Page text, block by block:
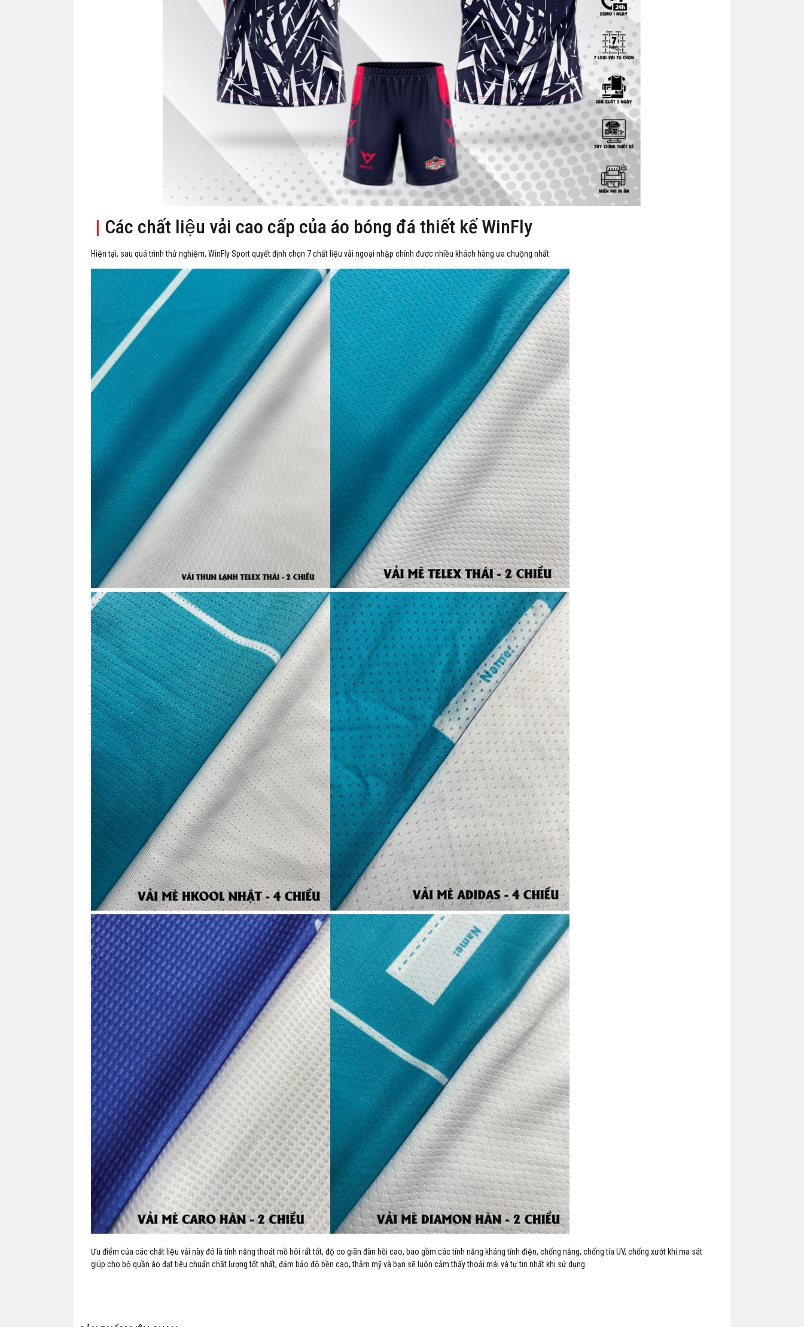
| Các chất liệu vải cao cấp của áo bóng đá thiết kế WinFly
Hiện tại, sau quá trình thử nghiệm, WinFly Sport quyết định chọn 7 chất liệu vải ngoại nhập chính được nhiều khách hàng ưa chuộng nhất:
Ưu điểm của các chất liệu vải này đó là tính năng thoát mồ hôi rất tốt, độ co giãn đàn hồi cao, bao gồm các tính năng kháng tĩnh điện, chống nắng, chống tía UV, chống xướt khi ma sát
giúp cho bộ quần áo đạt tiêu chuẩn chất lượng tốt nhất, đảm bảo độ bền cao, thẫm mỹ và bạn sẽ luôn cảm thấy thoải mái và tự tin nhất khi sử dụng.